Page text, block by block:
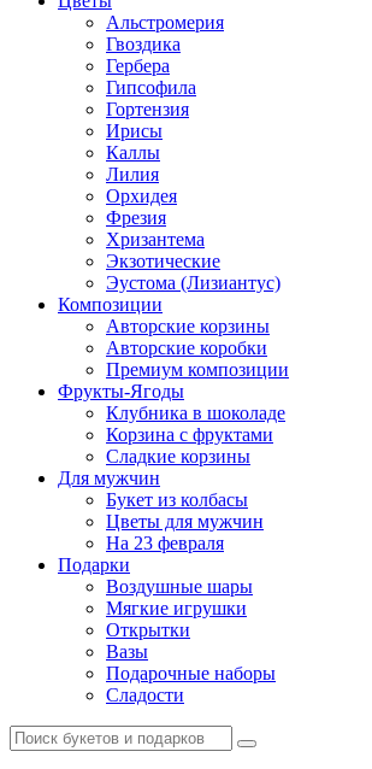
Альстромерия
Гвоздика
Гербера
Гипсофила
Гортензия
Ирисы
Каллы
Лилия
Орхидея
Фрезия
Хризантема
Экзотические
Эустома (Лизиантус)
Композиции
Авторские корзины
Авторские коробки
Премиум композиции
Фрукты-Ягоды
Клубника в шоколаде
Корзина с фруктами
Сладкие корзины
Для мужчин
Букет из колбасы
Цветы для мужчин
На 23 февраля
Подарки
Воздушные шары
Мягкие игрушки
Открытки
Вазы
Подарочные наборы
Сладости